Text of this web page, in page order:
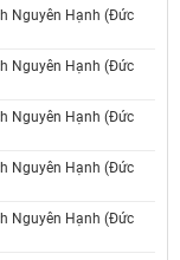
Nguyên Hạnh (Đức
Nguyên Hạnh (Đức
Nguyên Hạnh (Đức
Nguyên Hạnh (Đức
Nguyên Hạnh (Đức